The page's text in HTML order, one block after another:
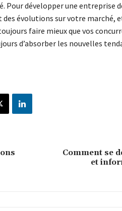
Pour développer une entreprise
évolutions sur votre marché,
faire mieux que vos
d’absorber les nouvelles
Comment se
et